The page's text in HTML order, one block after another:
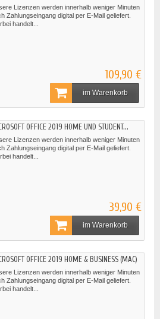
Lizenzen werden innerhalb weniger Minuten
Zahlungseingang digital per E-Mail geliefert.
handelt...
109,90 €
im Warenkorb
OFFICE 2019 HOME UND STUDENT...
Lizenzen werden innerhalb weniger Minuten
Zahlungseingang digital per E-Mail geliefert.
handelt...
39,90 €
im Warenkorb
OFFICE 2019 HOME & BUSINESS (MAC)
Lizenzen werden innerhalb weniger Minuten
Zahlungseingang digital per E-Mail geliefert.
handelt...